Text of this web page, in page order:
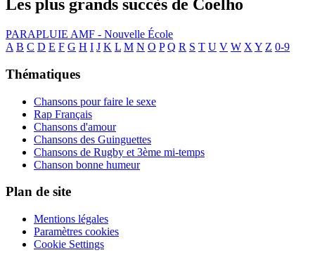
Les plus grands succès de Coelho
PARAPLUIE AMF - Nouvelle École
A B C D E F G H I J K L M N O P Q R S T U V W X Y Z 0-9
Thématiques
Chansons pour faire le sexe
Rap Français
Chansons d'amour
Chansons des Guinguettes
Chansons de Rugby et 3ème mi-temps
Chanson bonne humeur
Plan de site
Mentions légales
Paramètres cookies
Cookie Settings